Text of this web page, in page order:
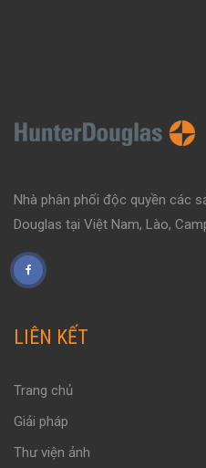
Nhà phân phối độc quyền các
Douglas tại Việt Nam, Lào,
LIÊN KẾT
Trang chủ
Giải pháp
Thư viện ảnh